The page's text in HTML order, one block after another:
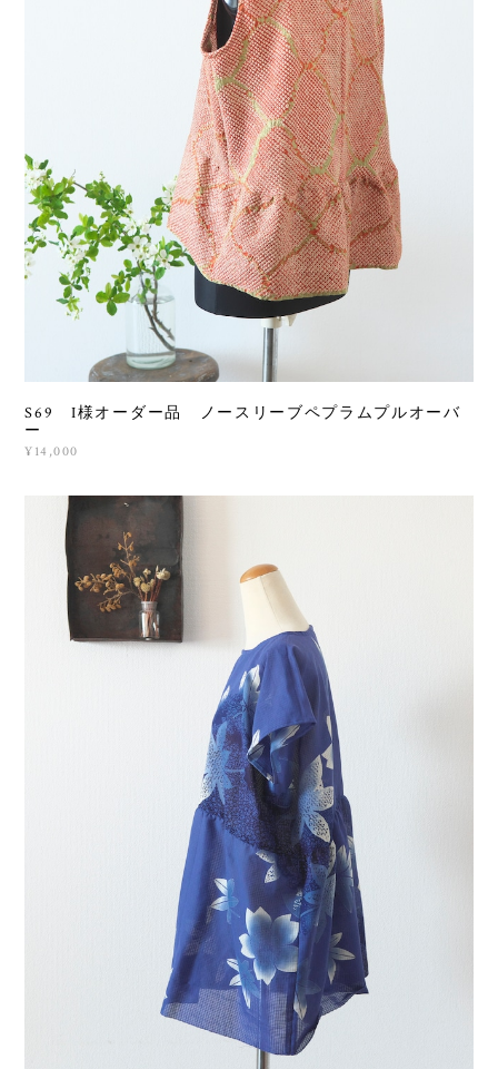
S69 I様オーダー品 ノースリーブペプラムプルオーバ
ー
¥14,000